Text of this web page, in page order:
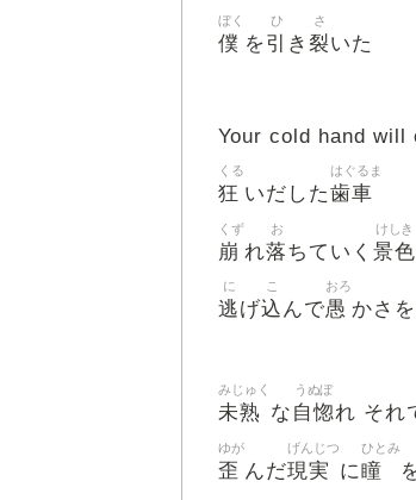
僕
ぼく
を引
ひ
き 裂
さ
いた
Your cold hand
狂
くる
いだした歯車
はぐるま
崩
くず
れ落
お
ちていく 景色
けしき
逃
に
げ込
こ
んで愚
おろ
かさを
未熟
みじゅく
な 自惚
うぬぼ
れ それ
歪
ゆが
んだ現実
げんじつ
に瞳
ひとみ